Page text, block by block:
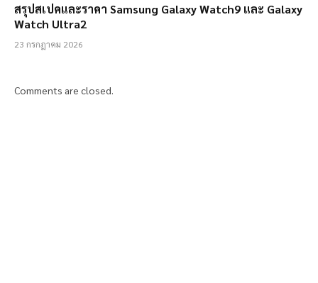
สรุปสเปคและราคา Samsung Galaxy Watch9 และ Galaxy
Watch Ultra2
23 กรกฎาคม 2026
Comments are closed.